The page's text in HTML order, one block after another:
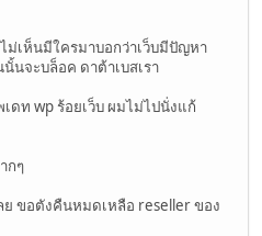
ม่เห็นมีใครมาบอกว่าเว็บมีปัญหา
นจะบล็อค ดาต้าเบสเรา
ดท wp ร้อยเว็บ ผมไม่ไปนั่งแก้
กๆ
ย ขอตังคืนหมดเหลือ reseller ของ